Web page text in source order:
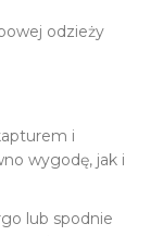
odzieży
i
wygodę, jak i
lub spodnie